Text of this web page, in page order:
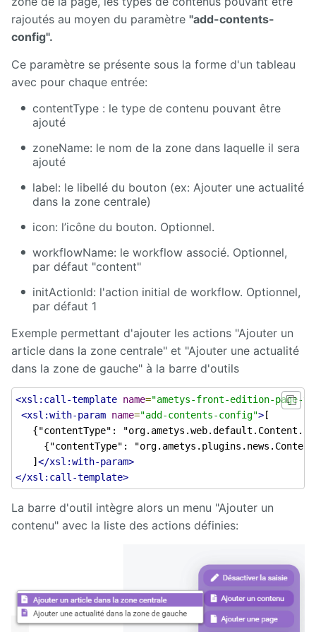
rajoutés au moyen du paramètre "add-contents-
config".
Ce paramètre se présente sous la forme d'un tableau
avec pour chaque entrée:
contentType : le type de contenu pouvant être
ajouté
zoneName: le nom de la zone dans laquelle il sera
ajouté
label: le libellé du bouton (ex: Ajouter une actualité
dans la zone centrale)
icon: l’icône du bouton. Optionnel.
workflowName: le workflow associé. Optionnel,
par défaut "content"
initActionId: l'action initial de workflow. Optionnel,
par défaut 1
Exemple permettant d'ajouter les actions "Ajouter un
article dans la zone centrale" et "Ajouter une actualité
dans la zone de gauche" à la barre d'outils
<xsl:call-template name="ametys-front-edition-page-
<xsl:with-param name="add-contents-config"> [
{"contentType":
{"contentType":
] </xsl:with-param>
</xsl:call-template>
La barre d'outil intègre alors un menu "Ajouter un
contenu" avec la liste des actions définies: